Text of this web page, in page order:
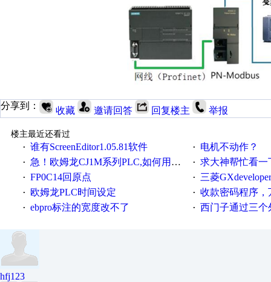
分享到： 收藏 邀请回答 回复楼主 举报
楼主最近还看过
· 谁有ScreenEditor1.05.81软件 · 电机不动作？
· 急！欧姆龙CJ1M系列PLC,如何用时间控制变频器。要求时间在组态王中可以自由输入！拜托各位大神了！ · 求大神帮忙看一
· FP0C14回原点 · 三菱
· 欧姆龙PLC时间设定 · 收款密码程序
· ebpro标注的宽度改不了 · 西门子通过三个外
hfj123